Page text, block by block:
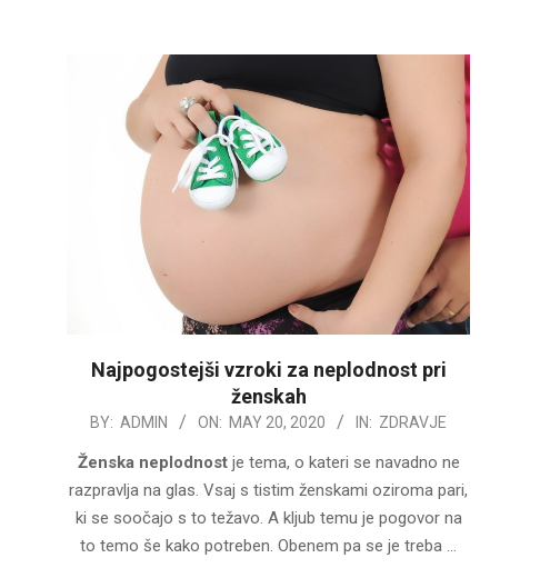
Najpogostejši vzroki za neplodnost pri
ženskah
2020-
05-
BY: ADMIN ON: MAY 20, 2020 IN: ZDRAVJE
Ženska neplodnost je tema, o kateri se navadno ne
razpravlja na glas. Vsaj s tistim ženskami oziroma pari,
ki se soočajo s to težavo. A kljub temu je pogovor na
to temo še kako potreben. Obenem pa se je treba …